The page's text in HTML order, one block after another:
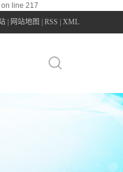
line 217
网站地图 RSS XML